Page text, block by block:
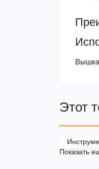
Этот
Показать